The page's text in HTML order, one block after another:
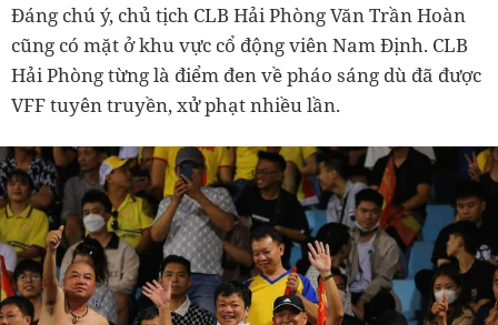
Đáng chú ý, chủ tịch CLB Hải Phòng Văn Trần Hoàn
cũng có mặt ở khu vực cổ động viên Nam Định. CLB
Hải Phòng từng là điểm đen về pháo sáng dù đã được
VFF tuyên truyền, xử phạt nhiều lần.